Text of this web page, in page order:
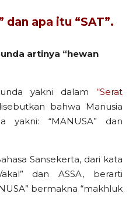
dan apa itu “SAT”.
artinya “hewan
yakni dalam “Serat
bahwa Manusia
yakni: “MANUSA” dan
Sansekerta, dari kata
dan ASSA, berarti
bermakna “makhluk